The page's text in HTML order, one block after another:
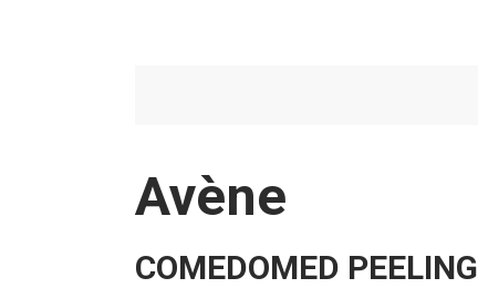
Avène
COMEDOMED PEELING